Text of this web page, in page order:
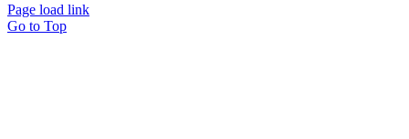
Page load link
Go to Top